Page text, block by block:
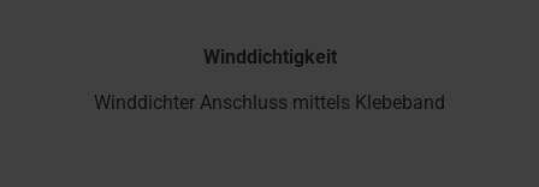
Winddichtigkeit
Winddichter Anschluss mittels Klebeband